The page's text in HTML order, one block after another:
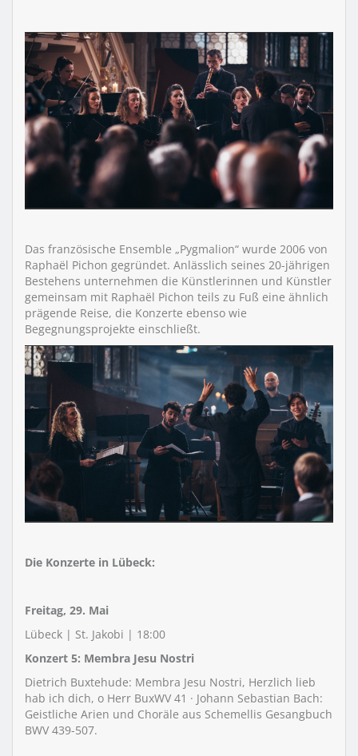
Das französische Ensemble „Pygmalion“ wurde 2006 von
Raphaël Pichon gegründet. Anlässlich seines 20-jährigen
Bestehens unternehmen die Künstlerinnen und Künstler
gemeinsam mit Raphaël Pichon teils zu Fuß eine ähnlich
prägende Reise, die Konzerte ebenso wie
Begegnungsprojekte einschließt.
Die Konzerte in Lübeck:
Freitag, 29. Mai
Lübeck | St. Jakobi | 18:00
Konzert 5: Membra Jesu Nostri
Dietrich Buxtehude: Membra Jesu Nostri, Herzlich lieb
hab ich dich, o Herr BuxWV 41 · Johann Sebastian Bach:
Geistliche Arien und Choräle aus Schemellis Gesangbuch
BWV 439-507.